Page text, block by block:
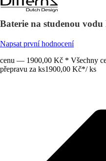
Baterie na studenou
Napsat první hodnocení
cenu — 1900,00 Kč * Všechny
přepravu za ks1900,00 Kč*/ ks